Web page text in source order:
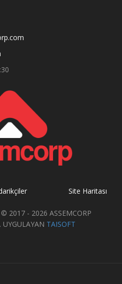
Site Haritası
2017 - 2026 ASSEMCORP
UYGULAYAN TAISOFT